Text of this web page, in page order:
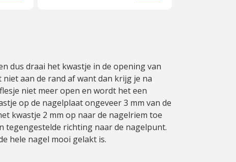
dus draai het kwastje in de opening van
niet aan de rand af want dan krijg je na
niet meer open en wordt het een
op de nagelplaat ongeveer 3 mm van de
kwastje 2 mm op naar de nagelriem toe
tegengestelde richting naar de nagelpunt.
hele nagel mooi gelakt is.